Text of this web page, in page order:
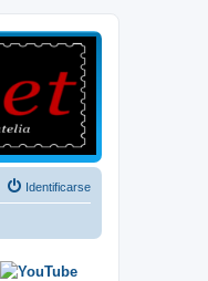
Identificarse